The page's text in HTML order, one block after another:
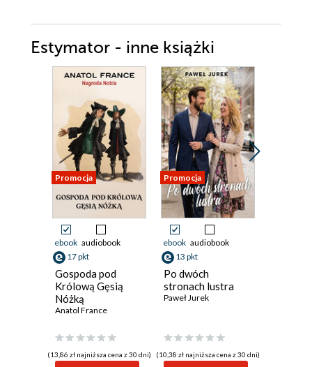
Estymator - inne książki
Promocja
ebook audiobook
17 pkt
Gospoda pod
Królową Gęsią
Nóżką
Anatol France
(13,86 zł najniższa cena z 30 dni)
Promocja
ebook audiobook
13 pkt
Po dwóch
stronach lustra
Paweł Jurek
(10,38 zł najniższa cena z 30 dni)